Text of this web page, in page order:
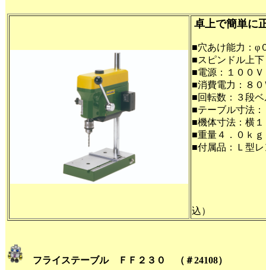
卓上で簡単に
■穴あけ能力：φ
■スピンドル上
■電源：１００
■消費電力：８０
■回転数：３段
■テーブル寸法
■機体寸法：横
■重量４．０ｋｇ
■付属品：Ｌ型
込）
フライステーブル ＦＦ２３０ （＃24108）